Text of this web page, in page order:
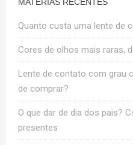
Quanto custa uma lente de
Cores de olhos mais raras,
Lente de contato com grau
de comprar?
O que dar de dia dos pais?
presentes